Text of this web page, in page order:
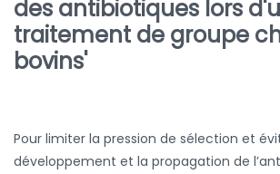
des antibiotiques lors
traitement de groupe
bovins'
Pour limiter la pression de sélection et
développement et la propagation de